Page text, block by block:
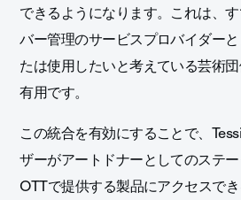
できるようになります。これは、
バー管理のサービスプロバイダー
たは使用したいと考えている芸術
有用です。
この統合を有効にすることで、
ザーがアートドナーとしてのステ
OTTで提供する製品にアクセスで